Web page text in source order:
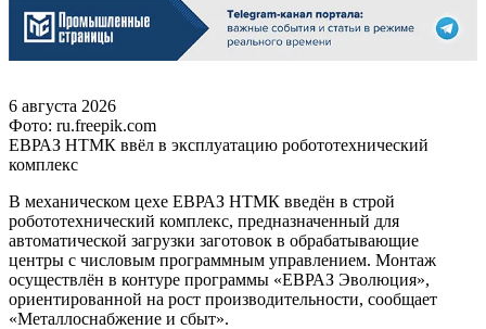
6 августа 2026
Фото: ru.freepik.com
ЕВРАЗ НТМК ввёл в эксплуатацию робототехнический
комплекс
В механическом цехе ЕВРАЗ НТМК введён в строй
робототехнический комплекс, предназначенный для
автоматической загрузки заготовок в обрабатывающие
центры с числовым программным управлением. Монтаж
осуществлён в контуре программы «ЕВРАЗ Эволюция»,
ориентированной на рост производительности, сообщает
«Металлоснабжение и сбыт».